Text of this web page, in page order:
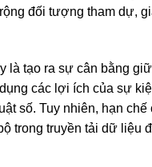
đối tượng tham dự,
là tạo ra sự cân bằng
các lợi ích của sự
số. Tuy nhiên, hạn
trong truyền tải dữ liệu